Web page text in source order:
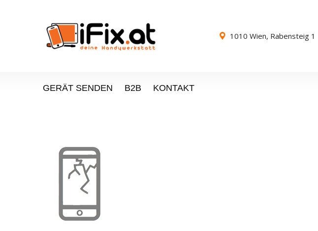
1010 Wien, Rabensteig 1
GERÄT SENDEN B2B KONTAKT